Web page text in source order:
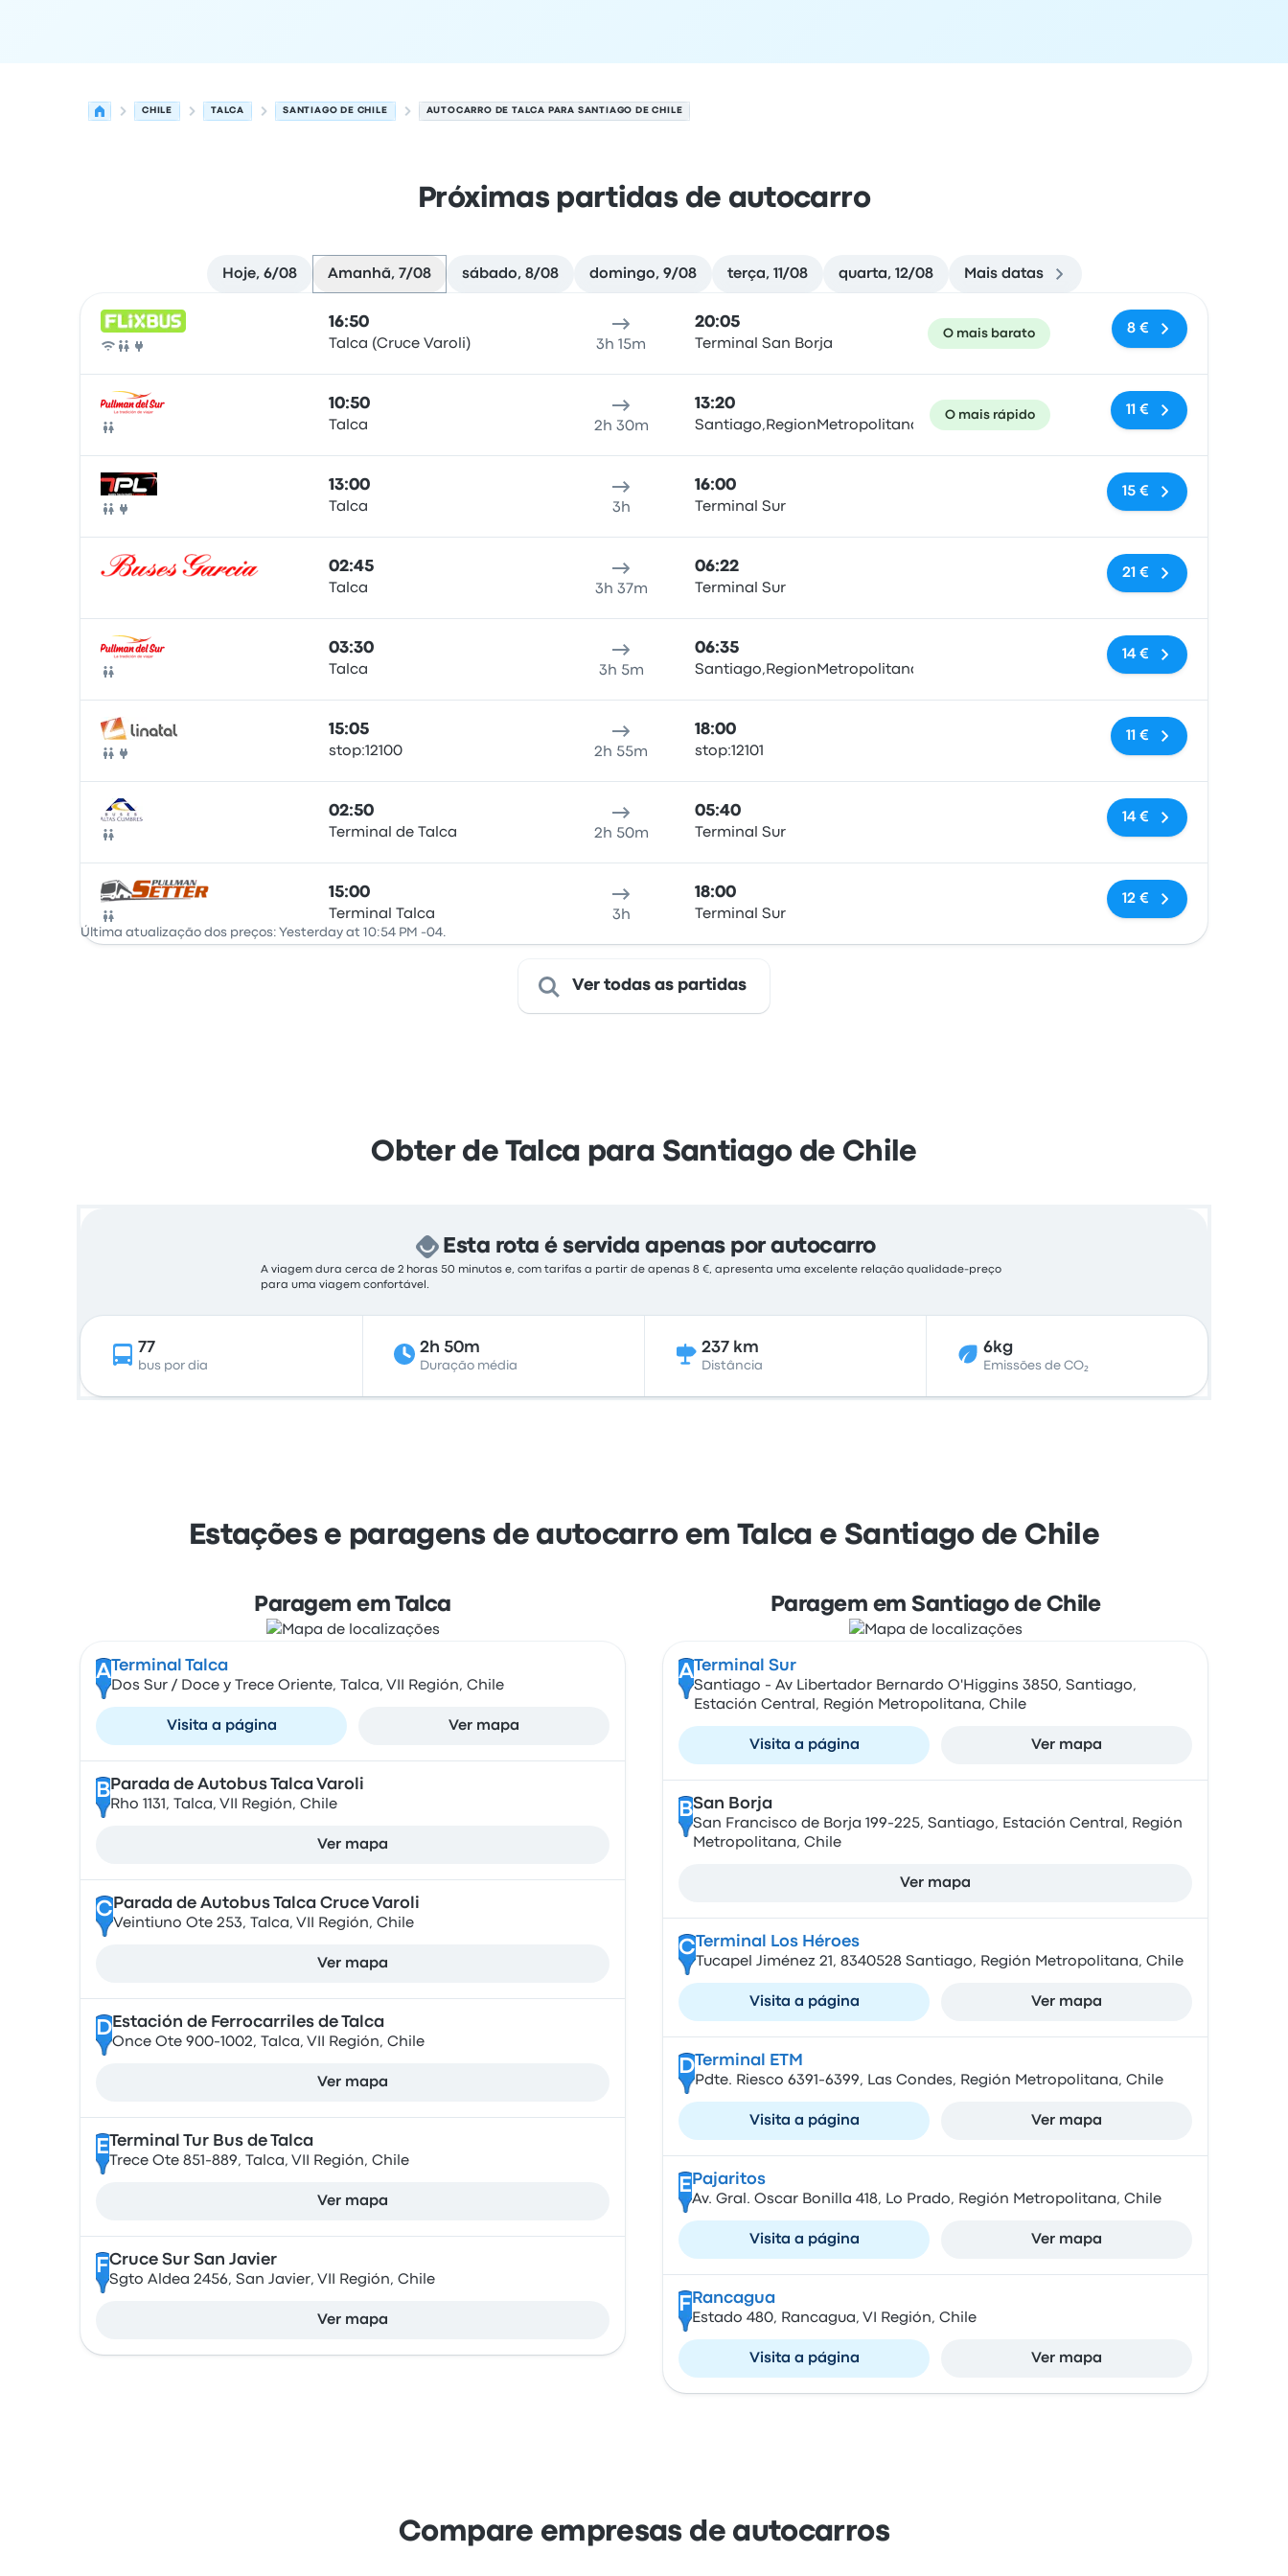
CHILE TALCA SANTIAGO DE CHILE AUTOCARRO DE TALCA PARA SANTIAGO DE CHILE
Próximas partidas de autocarro
Hoje, 6/08 Amanhã, 7/08 sábado, 8/08 domingo, 9/08 terça, 11/08 quarta, 12/08 Mais datas
Autocarro
16:50
Talca (Cruce Varoli) 3h 15m
20:05
Terminal San Borja
O mais barato 8 €
Autocarro
10:50
Talca 2h 30m
13:20
Santiago,RegionMetropolitana,Chile
O mais rápido 11 €
Autocarro
13:00
Talca 3h
16:00
Terminal Sur
Sem etiquetas
15 €
02:45
Talca 3h 37m
06:22
Terminal Sur
Sem etiquetas
21 €
Autocarro
03:30
Talca 3h 5m
06:35
Santiago,RegionMetropolitana,Chile
Sem etiquetas
14 €
Autocarro
15:05
stop:12100 2h 55m
18:00
stop:12101
Sem etiquetas
11 €
Autocarro
02:50
Terminal de Talca 2h 50m
05:40
Terminal Sur
Sem etiquetas
14 €
Autocarro
15:00
Terminal Talca 3h
18:00
Terminal Sur
Sem etiquetas
12 €
Última atualização dos preços: Yesterday at 10:54 PM -04.
Ver todas as partidas
Obter de Talca para Santiago de Chile
Esta rota é servida apenas por autocarro
A viagem dura cerca de 2 horas 50 minutos e, com tarifas a partir de apenas 8 €, apresenta uma excelente relação qualidade-preço
para uma viagem confortável.
77
bus por dia
2h 50m
Duração média
237 km
Distância
6kg
Emissões de CO₂
Estações e paragens de autocarro em Talca e Santiago de Chile
Paragem em Talca
A Terminal Talca
Dos Sur / Doce y Trece Oriente, Talca, VII Región, Chile
Visita a página Ver mapa
B Parada de Autobus Talca Varoli
Rho 1131, Talca, VII Región, Chile
Ver mapa
CParada de Autobus Talca Cruce Varoli
Veintiuno Ote 253, Talca, VII Región, Chile
Ver mapa
DEstación de Ferrocarriles de Talca
Once Ote 900-1002, Talca, VII Región, Chile
Ver mapa
E Terminal Tur Bus de Talca
Trece Ote 851-889, Talca, VII Región, Chile
Ver mapa
FCruce Sur San Javier
Sgto Aldea 2456, San Javier, VII Región, Chile
Ver mapa
Paragem em Santiago de Chile
A Terminal Sur
Santiago - Av Libertador Bernardo O'Higgins 3850, Santiago,
Estación Central, Región Metropolitana, Chile
Visita a página Ver mapa
BSan Borja
San Francisco de Borja 199-225, Santiago, Estación Central, Región
Metropolitana, Chile
Ver mapa
CTerminal Los Héroes
Tucapel Jiménez 21, 8340528 Santiago, Región Metropolitana, Chile
Visita a página Ver mapa
DTerminal ETM
Pdte. Riesco 6391-6399, Las Condes, Región Metropolitana, Chile
Visita a página Ver mapa
E Pajaritos
Av. Gral. Oscar Bonilla 418, Lo Prado, Región Metropolitana, Chile
Visita a página Ver mapa
F Rancagua
Estado 480, Rancagua, VI Región, Chile
Visita a página Ver mapa
Compare empresas de autocarros